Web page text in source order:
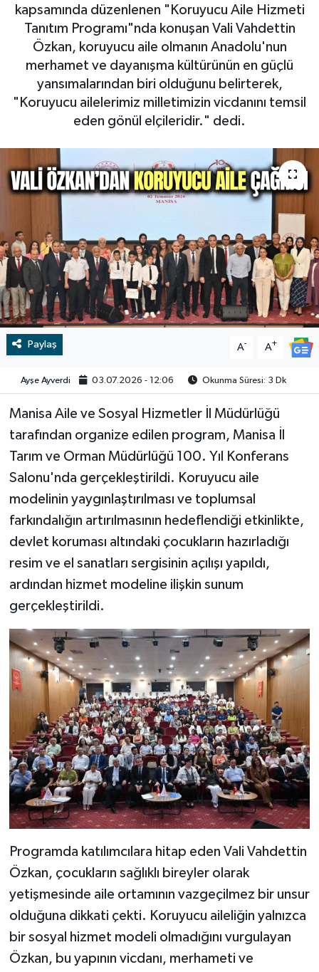
kapsamında düzenlenen "Koruyucu Aile Hizmeti
Tanıtım Programı"nda konuşan Vali Vahdettin
Özkan, koruyucu aile olmanın Anadolu'nun
merhamet ve dayanışma kültürünün en güçlü
yansımalarından biri olduğunu belirterek,
"Koruyucu ailelerimiz milletimizin vicdanını temsil
eden gönül elçileridir." dedi.
Paylaş A- A+
Ayşe Ayverdi 03.07.2026 - 12:06 Okunma Süresi: 3 Dk
Manisa Aile ve Sosyal Hizmetler İl Müdürlüğü
tarafından organize edilen program, Manisa İl
Tarım ve Orman Müdürlüğü 100. Yıl Konferans
Salonu'nda gerçekleştirildi. Koruyucu aile
modelinin yaygınlaştırılması ve toplumsal
farkındalığın artırılmasının hedeflendiği etkinlikte,
devlet koruması altındaki çocukların hazırladığı
resim ve el sanatları sergisinin açılışı yapıldı,
ardından hizmet modeline ilişkin sunum
gerçekleştirildi.
Programda katılımcılara hitap eden Vali Vahdettin
Özkan, çocukların sağlıklı bireyler olarak
yetişmesinde aile ortamının vazgeçilmez bir unsur
olduğuna dikkati çekti. Koruyucu aileliğin yalnızca
bir sosyal hizmet modeli olmadığını vurgulayan
Özkan, bu yapının vicdanı, merhameti ve
RESMİ İLAN
BİLİM VE TEKNOLOJİ
RESMİ İLAN
Yaşam
Tarih
Dünya
İletişim
Künye
SPOR
Vefat
Video